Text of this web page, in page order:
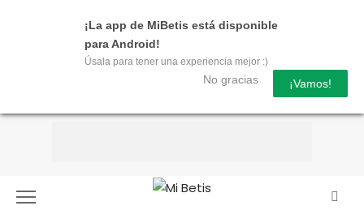
¡La app de MiBetis está disponible
para Android!
Úsala para tener una experiencia mejor :)
No gracias ¡Vamos!